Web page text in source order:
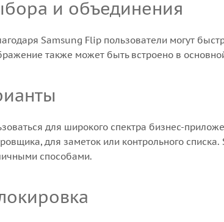
и объединения
Samsung Flip пользователи могут
также может быть встроено в
для широкого спектра бизнес-
для заметок или контрольного
способами.